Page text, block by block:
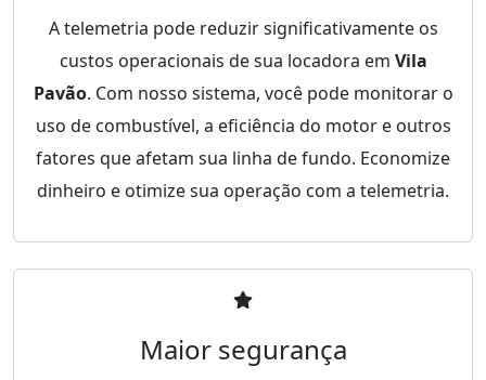
A telemetria pode reduzir significativamente os
custos operacionais de sua locadora em Vila
Pavão. Com nosso sistema, você pode monitorar o
uso de combustível, a eficiência do motor e outros
fatores que afetam sua linha de fundo. Economize
dinheiro e otimize sua operação com a telemetria.
Maior segurança